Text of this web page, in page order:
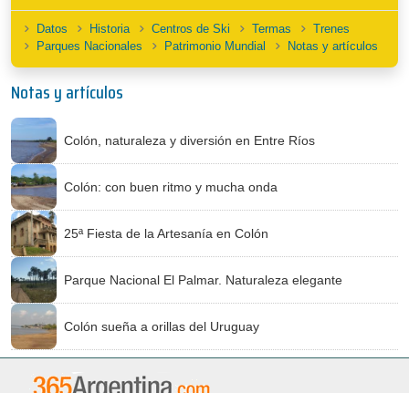
Datos Historia Centros de Ski Termas
Trenes
Parques Nacionales
Patrimonio Mundial Notas y artículos
Notas y artículos
Colón, naturaleza y diversión en Entre Ríos
Colón: con buen ritmo y mucha onda
25ª Fiesta de la Artesanía en Colón
Parque Nacional El Palmar. Naturaleza elegante
Colón sueña a orillas del Uruguay